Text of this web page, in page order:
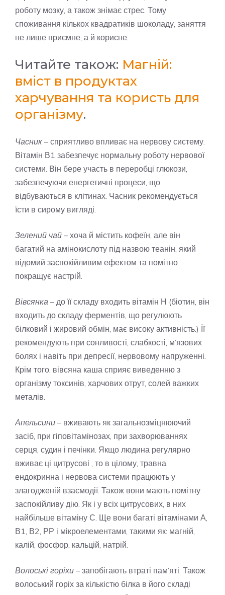
роботу мозку, а також знімає стрес. Тому
споживання кількох квадратиків шоколаду, заняття
не лише приємне, а й корисне.
Читайте також: Магній:
вміст в продуктах
харчування та користь для
організму.
Часник – сприятливо впливає на нервову систему.
Вітамін В1 забезпечує нормальну роботу нервової
системи. Він бере участь в переробці глюкози,
забезпечуючи енергетичні процеси, що
відбуваються в клітинах. Часник рекомендується
їсти в сирому вигляді.
Зелений чай – хоча й містить кофеїн, але він
багатий на амінокислоту під назвою теанін, який
відомий заспокійливим ефектом та помітно
покращує настрій.
Вівсянка – до її складу входить вітамін Н (біотин, він
входить до складу ферментів, що регулюють
білковий і жировий обмін, має високу активність.) Її
рекомендують при сонливості, слабкості, м’язових
болях і навіть при депресії, нервовому напруженні.
Крім того, вівсяна каша сприяє виведенню з
організму токсинів, харчових отрут, солей важких
металів.
Апельсини – вживають як загальнозміцнюючий
засіб, при гіповітамінозах, при захворюваннях
серця, судин і печінки. Якщо людина регулярно
вживає ці цитрусові , то в цілому, травна,
ендокринна і нервова системи працюють у
злагодженій взаємодії. Також вони мають помітну
заспокійливу дію. Як і у всіх цитрусових, в них
найбільше вітаміну С. Ще вони багаті вітамінами А,
В1, В2, РР і мікроелементами, такими як: магній,
калій, фосфор, кальцій, натрій.
Волоські горіхи – запобігають втраті пам’яті. Також
волоський горіх за кількістю білка в його складі